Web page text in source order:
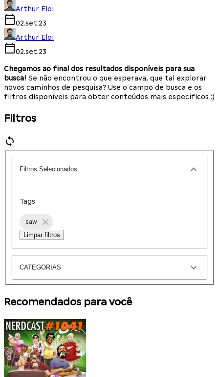
Arthur Eloi
02.set.23
Arthur Eloi
02.set.23
Chegamos ao final dos resultados disponíveis para sua
busca! Se não encontrou o que esperava, que tal explorar
novos caminhos de pesquisa? Use o campo de busca e os
filtros disponíveis para obter conteúdos mais específicos :)
Filtros
Filtros Selecionados
Tags
saw
Limpar filtros
CATEGORIAS
Recomendados para você